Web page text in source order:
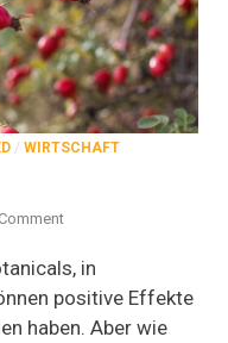
/ WIRTSCHAFT
Commenton
Labor
der
Natur
in
positive Effekte
haben. Aber wie